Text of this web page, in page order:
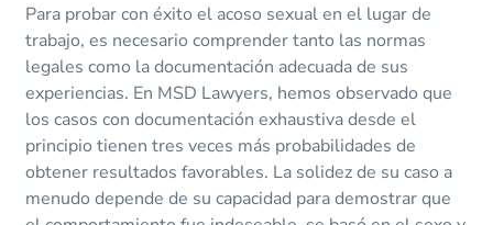
Para probar con éxito el acoso sexual en el lugar de
trabajo, es necesario comprender tanto las normas
legales como la documentación adecuada de sus
experiencias. En MSD Lawyers, hemos observado que
los casos con documentación exhaustiva desde el
principio tienen tres veces más probabilidades de
obtener resultados favorables. La solidez de su caso a
menudo depende de su capacidad para demostrar que